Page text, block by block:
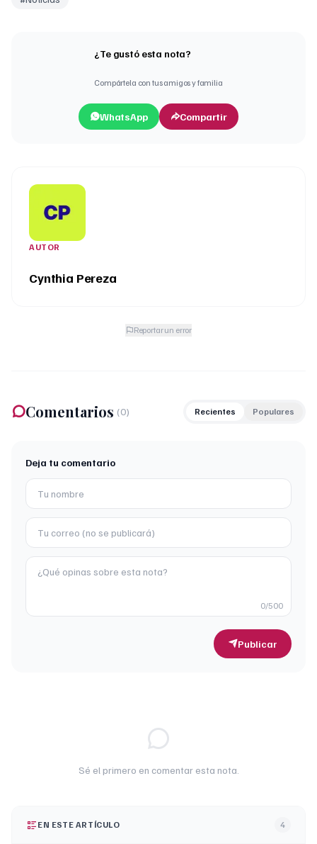
¿Te gustó esta nota?
Compártela con tus amigos y familia
WhatsApp Compartir
AUTOR
Cynthia Pereza
Reportar un error
Comentarios (0) Recientes Populares
Deja tu comentario
0/500
Publicar
Sé el primero en comentar esta nota.
EN ESTE ARTÍCULO 4